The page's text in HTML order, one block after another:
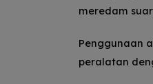
meredam
Penggunaan
peralatan